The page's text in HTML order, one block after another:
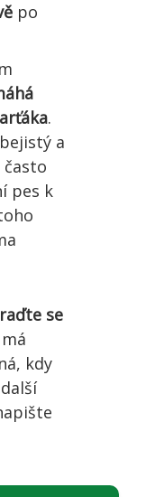
po
.
a
pes k
se
kdy